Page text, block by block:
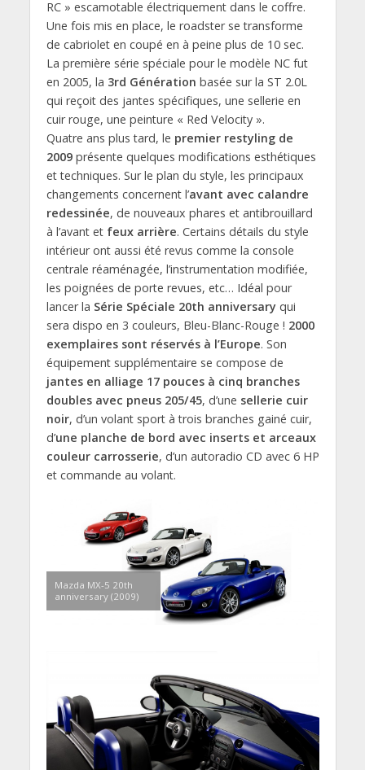
RC » escamotable électriquement dans le coffre.
Une fois mis en place, le roadster se transforme
de cabriolet en coupé en à peine plus de 10 sec.
La première série spéciale pour le modèle NC fut
en 2005, la 3rd Génération basée sur la ST 2.0L
qui reçoit des jantes spécifiques, une sellerie en
cuir rouge, une peinture « Red Velocity ».
Quatre ans plus tard, le premier restyling de
2009présente quelques modifications esthétiques
et techniques. Sur le plan du style, les principaux
changements concernent l’avant avec calandre
redessinée, de nouveaux phares et antibrouillard
à l’avant et feux arrière. Certains détails du style
intérieur ont aussi été revus comme la console
centrale réaménagée, l’instrumentation modifiée,
les poignées de porte revues, etc… Idéal pour
lancer la Série Spéciale 20th anniversaryqui
sera dispo en 3 couleurs, Bleu-Blanc-Rouge ! 2000
exemplaires sont réservés à l’Europe. Son
équipement supplémentaire se compose de
jantes en alliage 17 pouces à cinq branches
doubles avec pneus 205/45, d’une sellerie cuir
noir, d’un volant sport à trois branches gainé cuir,
d’une planche de bord avec inserts et arceaux
couleur carrosserie, d’un autoradio CD avec 6 HP
et commande au volant.
Mazda MX-5 20th
anniversary (2009)